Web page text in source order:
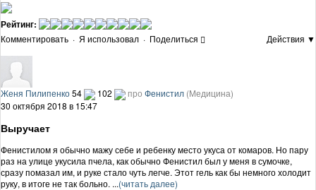
Рейтинг:
Комментировать · Я использовал · Поделиться Действия ▼
Женя Пилипенко54 102 про Фенистил (Медицина)
30 октября 2018 в 15:47
Выручает
Фенистилом я обычно мажу себе и ребенку место укуса от комаров. Но пару
раз на улице укусила пчела, как обычно Фенистил был у меня в сумочке,
сразу помазал им, и руке стало чуть легче. Этот гель как бы немного холодит
руку, в итоге не так больно. ...(читать далее)